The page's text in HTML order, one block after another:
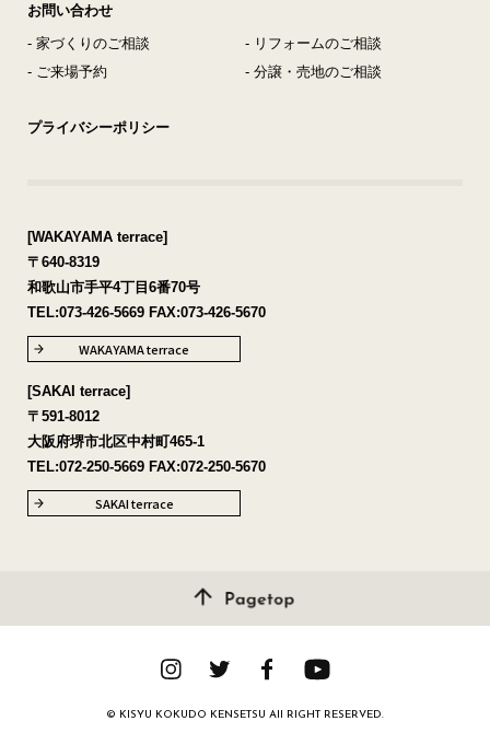
お問い合わせ
- 家づくりのご相談
- リフォームのご相談
- ご来場予約
- 分譲・売地のご相談
プライバシーポリシー
[WAKAYAMA terrace]
〒640-8319
和歌山市手平4丁目6番70号
TEL:073-426-5669 FAX:073-426-5670
WAKAYAMA terrace
[SAKAI terrace]
〒591-8012
大阪府堺市北区中村町465-1
TEL:072-250-5669 FAX:072-250-5670
SAKAI terrace
© KISYU KOKUDO KENSETSU All RIGHT RESERVED.